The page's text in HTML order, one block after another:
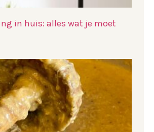
in huis: alles wat je moet